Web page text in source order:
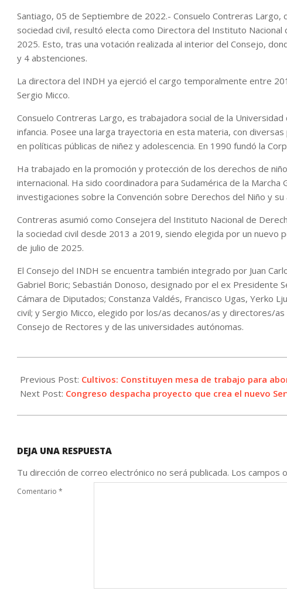
Santiago, 05 de Septiembre de 2022.- Consuelo Contreras
sociedad civil, resultó electa como Directora del Instituto
2025. Esto, tras una votación realizada al interior del Consejo,
y 4 abstenciones.
La directora del INDH ya ejerció el cargo temporalmente entre
Sergio Micco.
Consuelo Contreras Largo, es trabajadora social de la
infancia. Posee una larga trayectoria en esta materia, con
en políticas públicas de niñez y adolescencia. En 1990 fundó la
Ha trabajado en la promoción y protección de los derechos de
internacional. Ha sido coordinadora para Sudamérica de la
investigaciones sobre la Convención sobre Derechos del Niño y su
Contreras asumió como Consejera del Instituto Nacional de
la sociedad civil desde 2013 a 2019, siendo elegida por un
de julio de 2025.
El Consejo del INDH se encuentra también integrado por Juan
Gabriel Boric; Sebastián Donoso, designado por el ex Presidente
Cámara de Diputados; Constanza Valdés, Francisco Ugas, Yerko
civil; y Sergio Micco, elegido por los/as decanos/as y directores/
Consejo de Rectores y de las universidades autónomas.
09-
05
Previous Post: Cultivos: Constituyen mesa de trabajo para
Next Post: Congreso despacha proyecto que crea el nuevo
DEJA UNA RESPUESTA
Tu dirección de correo electrónico no será publicada. Los campos
Comentario *